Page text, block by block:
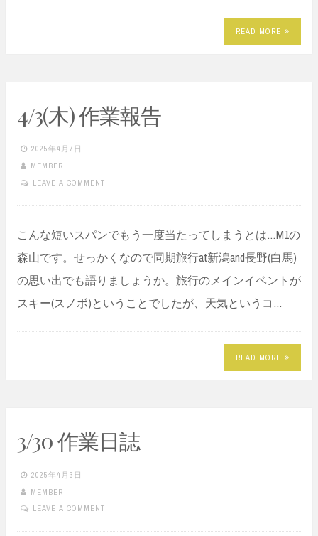
READ MORE
4/3(木) 作業報告
2025年4月7日
MEMBER
LEAVE A COMMENT
こんな短いスパンでもう一度当たってしまうとは…M1の
森山です。せっかくなので同期旅行at新潟and長野(白馬)
の思い出でも語りましょうか。旅行のメインイベントが
スキー(スノボ)ということでしたが、天気というコ…
READ MORE
3/30 作業日誌
2025年4月3日
MEMBER
LEAVE A COMMENT